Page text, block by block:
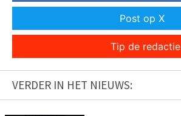
Post op X
Tip de redactie
VERDER IN HET NIEUWS: